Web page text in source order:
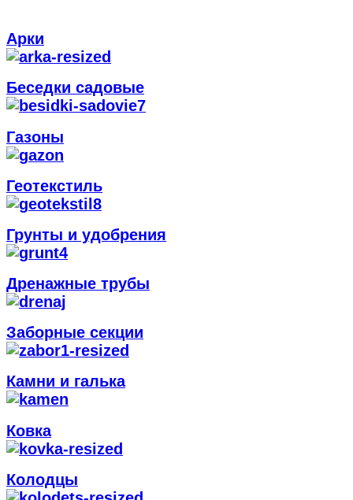
Арки
Беседки садовые
Газоны
Геотекстиль
Грунты и удобрения
Дренажные трубы
Заборные секции
Камни и галька
Ковка
Колодцы